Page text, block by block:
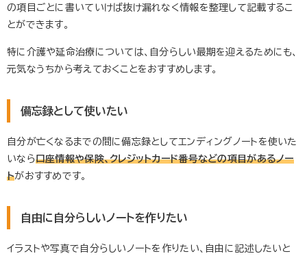
の項目ごとに書いていけば抜け漏れなく情報を整理して記載するこ
とができます。
特に介護や延命治療については、自分らしい最期を迎えるためにも、
元気なうちから考えておくことをおすすめします。
備忘録として使いたい
自分が亡くなるまでの間に備忘録としてエンディングノートを使いた
いなら口座情報や保険、クレジットカード番号などの項目があるノー
トがおすすめです。
自由に自分らしいノートを作りたい
イラストや写真で自分らしいノートを作りたい、自由に記述したいと